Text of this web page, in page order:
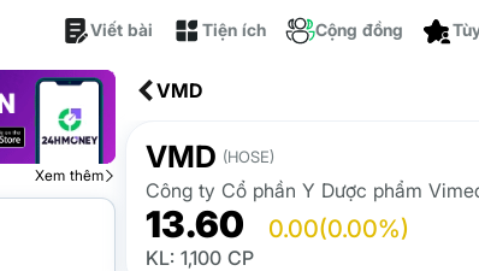
Viết bài Tiện ích Cộng đồng
Xem thêm
VMD
VMD (HOSE)
Công ty Cổ phần Y Dược phẩm
13.60 0.00(0.00%)
KL: 1,100 CP